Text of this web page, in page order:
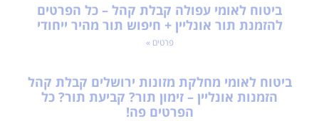
ביטוח לאומי עפולה קבלת קהל – כל הפרטים
להזמנת תור אונליין + חיפוש תור מהיר ייחודי
פרטים »
ביטוח לאומי מחלקת מזונות ירושלים קבלת קהל
הזמנות אונליין – זימון תור? קביעת תור? כל
הפרטים פה!